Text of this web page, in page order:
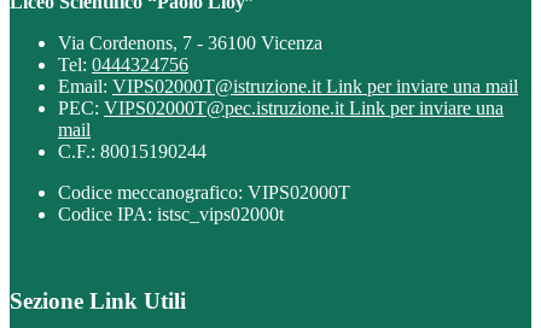
Via Cordenons, 7 - 36100 Vicenza
Tel: 0444324756
Email: VIPS02000T@istruzione.it Link per inviare una mail
PEC: VIPS02000T@pec.istruzione.it Link per inviare una
mail
C.F.: 80015190244
Codice meccanografico: VIPS02000T
Codice IPA: istsc_vips02000t
Sezione Link Utili